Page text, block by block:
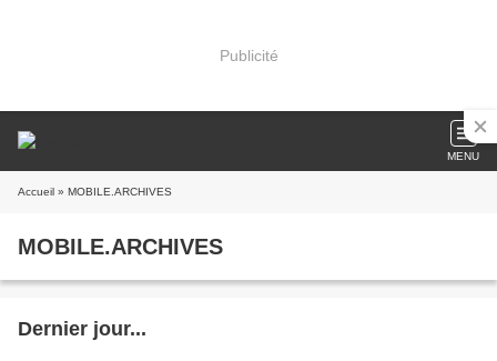
Publicité
MENU
Accueil » MOBILE.ARCHIVES
MOBILE.ARCHIVES
Dernier jour...